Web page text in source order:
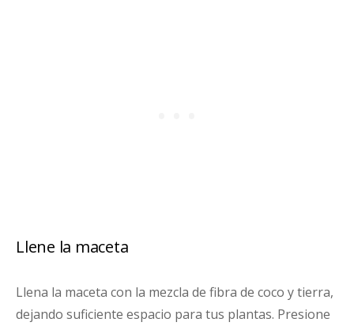
Llene la maceta
Llena la maceta con la mezcla de fibra de coco y tierra,
dejando suficiente espacio para tus plantas. Presione